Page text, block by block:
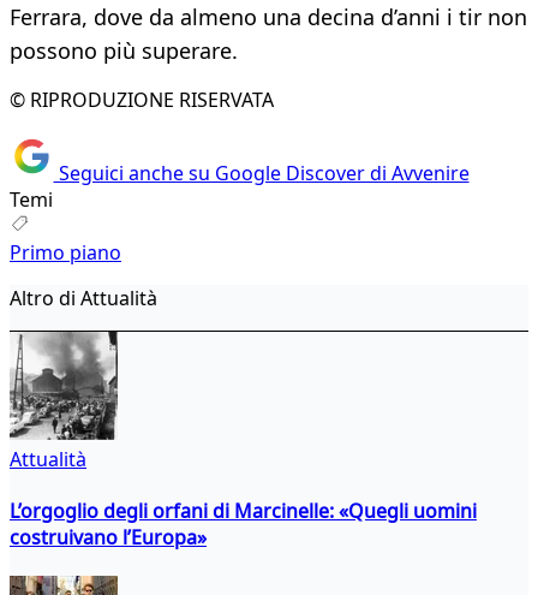
Ferrara, dove da almeno una decina d’anni i tir non
possono più superare.
© RIPRODUZIONE RISERVATA
Seguici anche su Google Discover di Avvenire
Temi
Primo piano
Altro di Attualità
Attualità
L’orgoglio degli orfani di Marcinelle: «Quegli uomini
costruivano l’Europa»